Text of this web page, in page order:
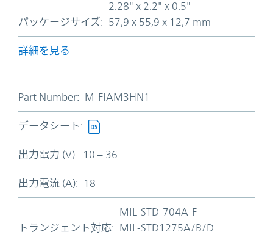
パッケージサイズ:
2.28" x 2.2" x 0.5"
57,9 x 55,9 x 12,7 mm
詳細を見る
Part Number: M-FIAM3HN1
データシート:
出力電力 (V): 10 – 36
出力電流 (A): 18
トランジェント対応:
MIL-STD-704A-F
MIL-STD1275A/B/D